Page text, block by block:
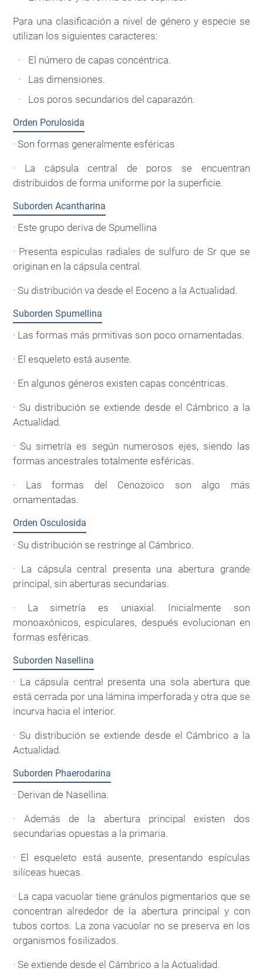
Para una clasificación a nivel de género y especie se
utilizan los siguientes caracteres:
El número de capas concéntrica.
Las dimensiones.
Los poros secundarios del caparazón.
Orden Porulosida
· Son formas generalmente esféricas
· La cápsula central de poros se encuentran
distribuidos de forma uniforme por la superficie.
Suborden Acantharina
· Este grupo deriva de Spumellina
· Presenta espículas radiales de sulfuro de Sr que se
originan en la cápsula central.
· Su distribución va desde el Eoceno a la Actualidad.
Suborden Spumellina
· Las formas más prmitivas son poco ornamentadas.
· El esqueleto está ausente.
· En algunos géneros existen capas concéntricas.
· Su distribución se extiende desde el Cámbrico a la
Actualidad.
· Su simetría es según numerosos ejes, siendo las
formas ancestrales totalmente esféricas.
· Las formas del Cenozoico son algo más
ornamentadas.
Orden Osculosida
· Su distribución se restringe al Cámbrico.
· La cápsula central presenta una abertura grande
principal, sin aberturas secundarias.
· La simetría es uniaxial. Inicialmente son
monoaxónicos, espiculares, después evolucionan en
formas esféricas.
Suborden Nasellina
· La cápsula central presenta una sola abertura que
está cerrada por una lámina imperforada y otra que se
incurva hacia el interior.
· Su distribución se extiende desde el Cámbrico a la
Actualidad.
Suborden Phaerodarina
· Derivan de Nasellina.
· Además de la abertura principal existen dos
secundarias opuestas a la primaria.
· El esqueleto está ausente, presentando espículas
silíceas huecas.
· La capa vacuolar tiene gránulos pigmentarios que se
concentran alrededor de la abertura principal y con
tubos cortos. La zona vacuolar no se preserva en los
organismos fosilizados.
· Se extiende desde el Cámbrico a la Actualidad.